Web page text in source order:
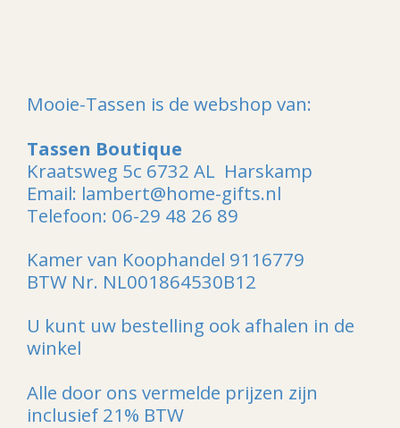
Mooie-Tassen is de webshop van:
Tassen Boutique
Kraatsweg 5c 6732 AL Harskamp
Email: lambert@home-gifts.nl
Telefoon: 06-29 48 26 89
Kamer van Koophandel 9116779
BTW Nr. NL001864530B12
U kunt uw bestelling ook afhalen in de
winkel
Alle door ons vermelde prijzen zijn
inclusief 21% BTW